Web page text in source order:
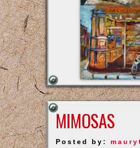
MIMOSAS
Posted by: